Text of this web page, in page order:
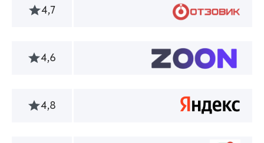
4,7
4,6
4,8